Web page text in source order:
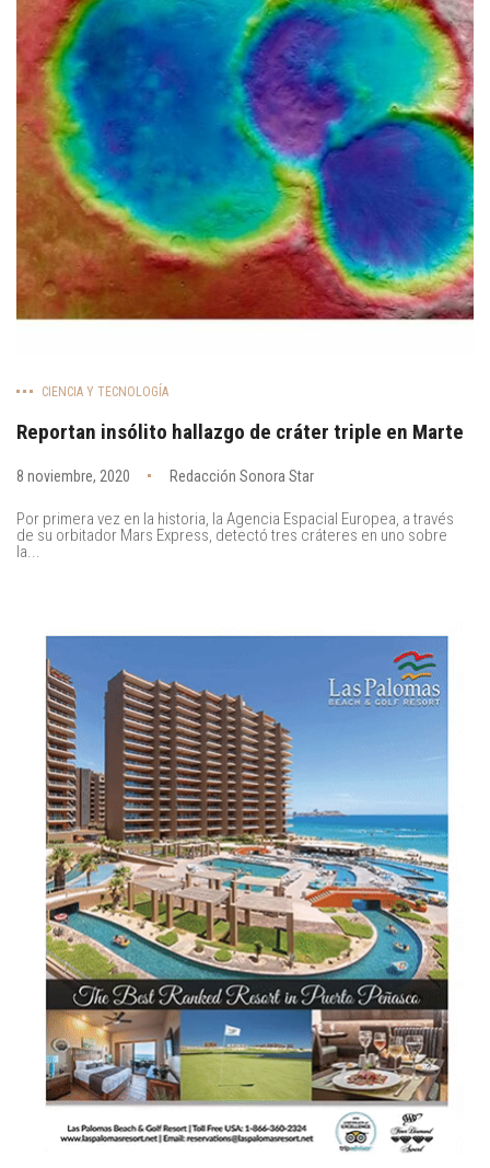
CIENCIA Y TECNOLOGÍA
Reportan insólito hallazgo de cráter triple en Marte
8 noviembre, 2020 Redacción Sonora Star
Por primera vez en la historia, la Agencia Espacial Europea, a través
de su orbitador Mars Express, detectó tres cráteres en uno sobre
la...